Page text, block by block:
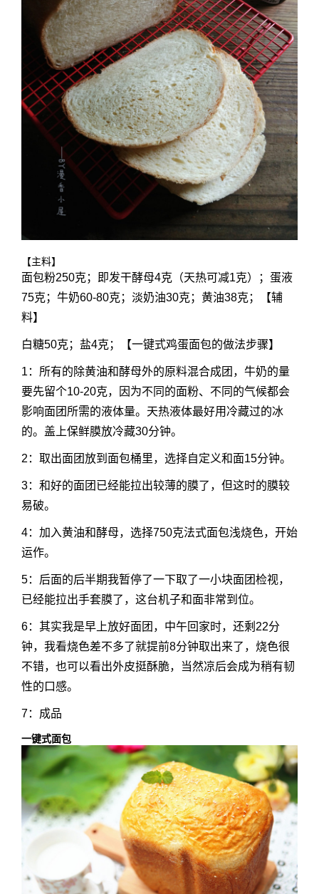
【主料】
面包粉250克；即发干酵母4克（天热可减1克）；蛋液
75克；牛奶60-80克；淡奶油30克；黄油38克；【辅
料】
白糖50克；盐4克；【一键式鸡蛋面包的做法步骤】
1：所有的除黄油和酵母外的原料混合成团，牛奶的量
要先留个10-20克，因为不同的面粉、不同的气候都会
影响面团所需的液体量。天热液体最好用冷藏过的冰
的。盖上保鲜膜放冷藏30分钟。
2：取出面团放到面包桶里，选择自定义和面15分钟。
3：和好的面团已经能拉出较薄的膜了，但这时的膜较
易破。
4：加入黄油和酵母，选择750克法式面包浅烧色，开始
运作。
5：后面的后半期我暂停了一下取了一小块面团检视，
已经能拉出手套膜了，这台机子和面非常到位。
6：其实我是早上放好面团，中午回家时，还剩22分
钟，我看烧色差不多了就提前8分钟取出来了，烧色很
不错，也可以看出外皮挺酥脆，当然凉后会成为稍有韧
性的口感。
7：成品
一键式面包